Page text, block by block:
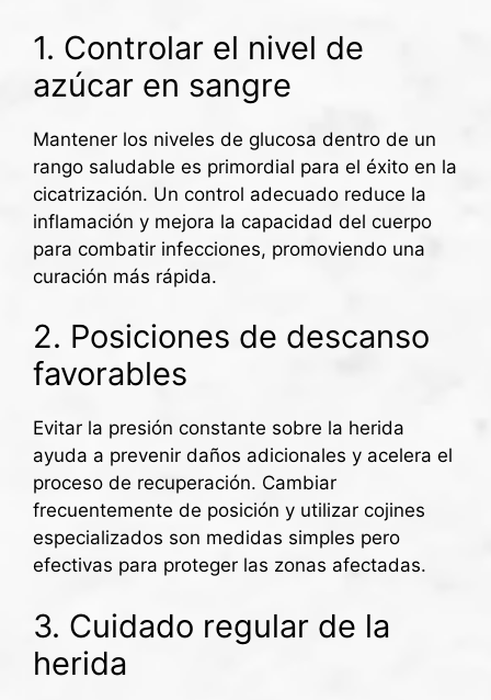
1. Controlar el nivel de
azúcar en sangre
Mantener los niveles de glucosa dentro de un
rango saludable es primordial para el éxito en la
cicatrización. Un control adecuado reduce la
inflamación y mejora la capacidad del cuerpo
para combatir infecciones, promoviendo una
curación más rápida.
2. Posiciones de descanso
favorables
Evitar la presión constante sobre la herida
ayuda a prevenir daños adicionales y acelera el
proceso de recuperación. Cambiar
frecuentemente de posición y utilizar cojines
especializados son medidas simples pero
efectivas para proteger las zonas afectadas.
3. Cuidado regular de la
herida